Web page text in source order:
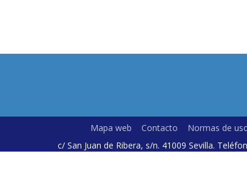
Mapa web Contacto Normas de
c/ San Juan de Ribera, s/n. 41009 Sevilla.